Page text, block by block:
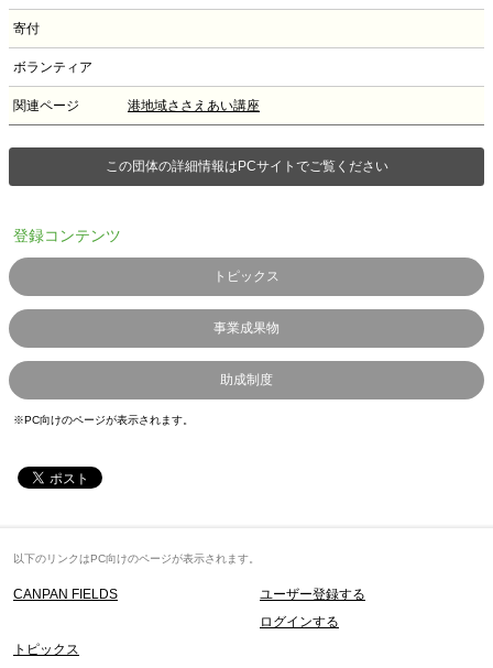
寄付
ボランティア
関連ページ 港地域ささえあい講座
この団体の詳細情報はPCサイトでご覧ください
登録コンテンツ
トピックス
事業成果物
助成制度
※PC向けのページが表示されます。
以下のリンクはPC向けのページが表示されます。
CANPAN FIELDS
ユーザー登録する
ログインする
トピックス